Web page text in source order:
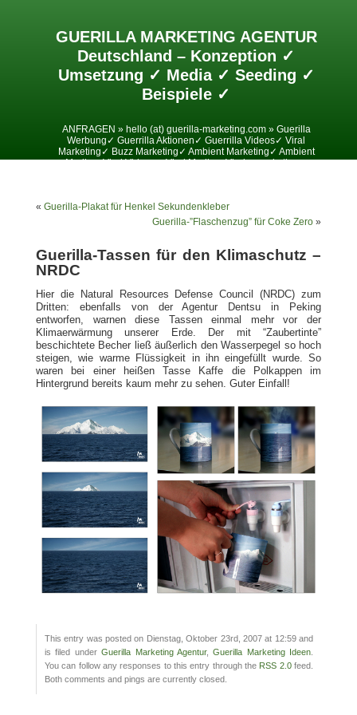
GUERILLA MARKETING AGENTUR
Deutschland – Konzeption ✓
Umsetzung ✓ Media ✓ Seeding ✓
Beispiele ✓
ANFRAGEN » hello (at) guerilla-marketing.com » Guerilla
Werbung✓ Guerrilla Aktionen✓ Guerrilla Videos✓ Viral
Marketing✓ Buzz Marketing✓ Ambient Marketing✓ Ambient
Media✓ Viral Videos✓ Viral Media✓ Viralesmarketing✓
« Guerilla-Plakat für Henkel Sekundenkleber
Guerilla-”Flaschenzug” für Coke Zero »
Guerilla-Tassen für den Klimaschutz –
NRDC
Hier die Natural Resources Defense Council (NRDC) zum
Dritten: ebenfalls von der Agentur Dentsu in Peking
entworfen, warnen diese Tassen einmal mehr vor der
Klimaerwärmung unserer Erde. Der mit “Zaubertinte”
beschichtete Becher ließ äußerlich den Wasserpegel so hoch
steigen, wie warme Flüssigkeit in ihn eingefüllt wurde. So
waren bei einer heißen Tasse Kaffe die Polkappen im
Hintergrund bereits kaum mehr zu sehen. Guter Einfall!
This entry was posted on Dienstag, Oktober 23rd, 2007 at 12:59 and
is filed underGuerilla Marketing Agentur,Guerilla Marketing Ideen
You can follow any responses to this entry through the RSS 2.0feed.
Both comments and pings are currently closed.